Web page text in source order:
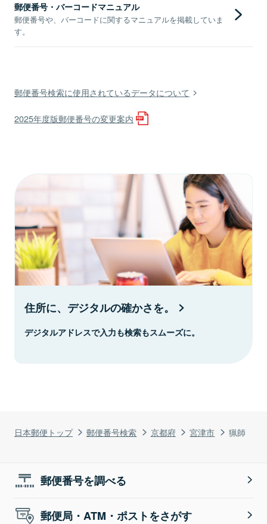
日本郵便トップ 郵便番号検索 京都府 宮津市 猟師
郵便番号・バーコードマニュアル
郵便番号や、バーコードに関するマニュアルを掲載していま
す。
郵便番号検索に使用されているデータについて
2025年度版郵便番号の変更案内
住所に、デジタルの確かさを。
デジタルアドレスで入力も検索もスムーズに。
郵便番号を調べる
郵便局・ATM・ポストをさがす